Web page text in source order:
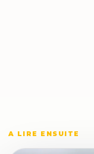
A LIRE ENSUITE